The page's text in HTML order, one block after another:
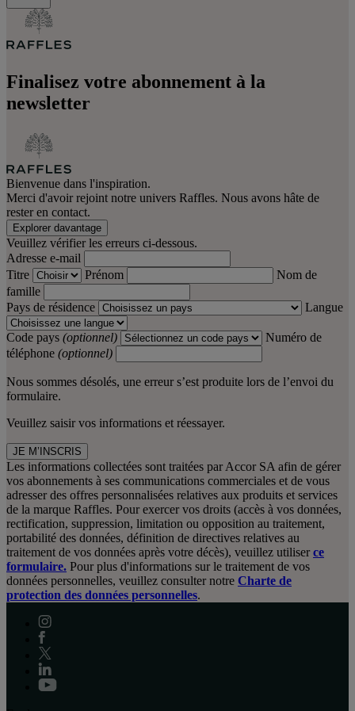
Finalisez votre abonnement à la
newsletter
Bienvenue dans l'inspiration.
Merci d'avoir rejoint notre univers Raffles. Nous avons hâte de
rester en contact.
Explorer davantage
Veuillez vérifier les erreurs ci-dessous.
Adresse e-mail
Titre
Prénom
Nom de
famille
Pays de résidence
Langue
Code pays (optionnel)
Numéro de
téléphone (optionnel)
Nous sommes désolés, une erreur s’est produite lors de l’envoi du
formulaire.
Veuillez saisir vos informations et réessayer.
JE M’INSCRIS
Les informations collectées sont traitées par Accor SA afin de gérer
vos abonnements à ses communications commerciales et de vous
adresser des offres personnalisées relatives aux produits et services
de la marque Raffles. Pour exercer vos droits (accès à vos données,
rectification, suppression, limitation ou opposition au traitement,
portabilité des données, définition de directives relatives au
traitement de vos données après votre décès), veuillez utiliser ce
formulaire. Pour plus d'informations sur le traitement de vos
données personnelles, veuillez consulter notre Charte de
protection des données personnelles.